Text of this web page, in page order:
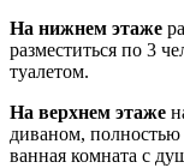
На нижнем этаже
разместиться по 3
туалетом.
На верхнем этаже
диваном, полностью
ванная комната с